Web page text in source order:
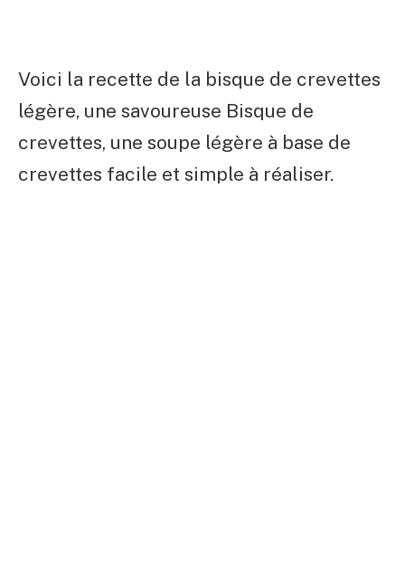
Voici la recette de la bisque de crevettes
légère, une savoureuse Bisque de
crevettes, une soupe légère à base de
crevettes facile et simple à réaliser.